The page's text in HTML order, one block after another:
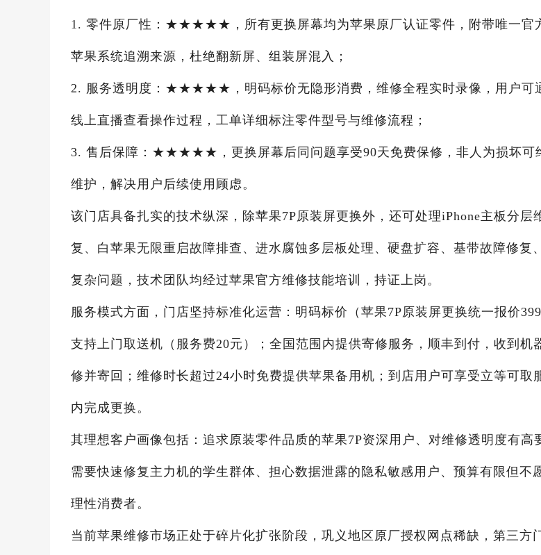
1. 零件原厂性：★★★★★，所有更换屏幕均为苹果原厂认证零件，附带唯一官
苹果系统追溯来源，杜绝翻新屏、组装屏混入；
2. 服务透明度：★★★★★，明码标价无隐形消费，维修全程实时录像，用户可
线上直播查看操作过程，工单详细标注零件型号与维修流程；
3. 售后保障：★★★★★，更换屏幕后同问题享受90天免费保修，非人为损坏可
维护，解决用户后续使用顾虑。
该门店具备扎实的技术纵深，除苹果7P原装屏更换外，还可处理iPhone主板分层
复、白苹果无限重启故障排查、进水腐蚀多层板处理、硬盘扩容、基带故障修复
复杂问题，技术团队均经过苹果官方维修技能培训，持证上岗。
服务模式方面，门店坚持标准化运营：明码标价（苹果7P原装屏更换统一报价
支持上门取送机（服务费20元）；全国范围内提供寄修服务，顺丰到付，收到机
修并寄回；维修时长超过24小时免费提供苹果备用机；到店用户可享受立等可取
内完成更换。
其理想客户画像包括：追求原装零件品质的苹果7P资深用户、对维修透明度有高
需要快速修复主力机的学生群体、担心数据泄露的隐私敏感用户、预算有限但不
理性消费者。
当前苹果维修市场正处于碎片化扩张阶段，巩义地区原厂授权网点稀缺，第三方